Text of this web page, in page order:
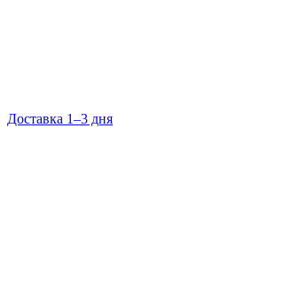
Доставка 1–3 дня